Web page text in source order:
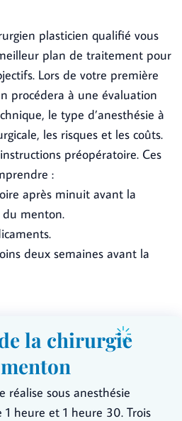
plasticien qualifié vous
plan de traitement pour
Lors de votre première
procédera à une évaluation
le type d’anesthésie à
les risques et les coûts.
préopératoire. Ces
:
après minuit avant la
menton.
deux semaines avant la
la chirurgie
réalise sous anesthésie
heure et 1 heure 30. Trois